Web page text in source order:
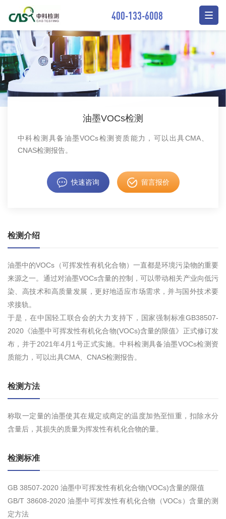
400-133-6008
油墨VOCs检测
中科检测具备油墨VOCs检测资质能力，可以出具CMA、
CNAS检测报告。
快速咨询 留言报价
检测介绍
油墨中的VOCs（可挥发性有机化合物）一直都是环境污染物的重要
来源之一。通过对油墨VOCs含量的控制，可以带动相关产业向低污
染、高技术和高质量发展，更好地适应市场需求，并与国外技术要
求接轨。
于是，在中国轻工联合会的大力支持下，国家强制标准GB38507-
2020《油墨中可挥发性有机化合物(VOCs)含量的限值》正式修订发
布，并于2021年4月1号正式实施。中科检测具备油墨VOCs检测资
质能力，可以出具CMA、CNAS检测报告。
检测方法
称取一定量的油墨使其在规定或商定的温度加热至恒重，扣除水分
含量后，其损失的质量为挥发性有机化合物的量。
检测标准
GB 38507-2020 油墨中可挥发性有机化合物(VOCs)含量的限值
GB/T 38608-2020 油墨中可挥发性有机化合物（VOCs）含量的测
定方法